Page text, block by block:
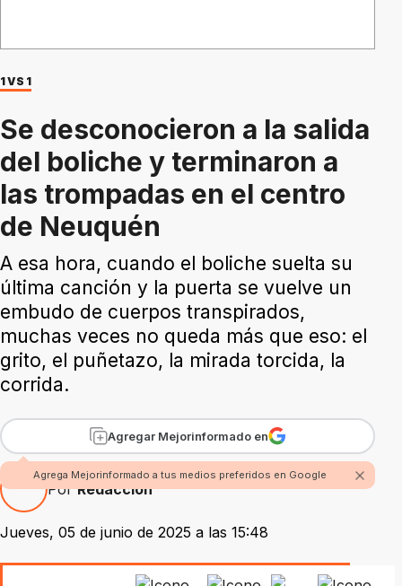
1 VS 1
Se desconocieron a la salida
del boliche y terminaron a
las trompadas en el centro
de Neuquén
A esa hora, cuando el boliche suelta su
última canción y la puerta se vuelve un
embudo de cuerpos transpirados,
muchas veces no queda más que eso: el
grito, el puñetazo, la mirada torcida, la
corrida.
Agregar Mejorinformado en
Agrega Mejorinformado a tus medios preferidos en Google
PorRedacción
Jueves, 05 de junio de 2025 a las 15:48